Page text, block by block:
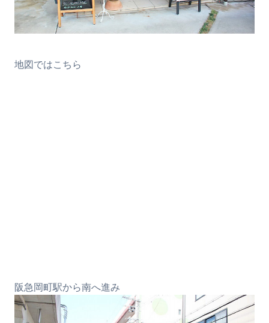
地図ではこちら
阪急岡町駅から南へ進み